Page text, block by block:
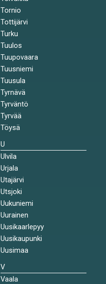
Tornio
Tottijärvi
Turku
Tuulos
Tuupovaara
Tuusniemi
Tuusula
Tyrnävä
Tyrväntö
Tyrvää
Töysä
U
Ulvila
Urjala
Utajärvi
Utsjoki
Uukuniemi
Uurainen
Uusikaarlepyy
Uusikaupunki
Uusimaa
V
Vaala